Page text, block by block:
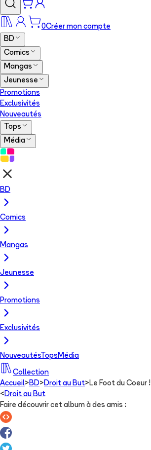
0Créer mon compte
BD
Comics
Mangas
Jeunesse
Promotions
Exclusivités
Nouveautés
Tops
Média
BD
Comics
Mangas
Jeunesse
Promotions
Exclusivités
NouveautésTops Média
Collection
Accueil> BD> Droit au But> Le Foot du Coeur !
< Droit au But
Faire découvrir cet album à des amis :